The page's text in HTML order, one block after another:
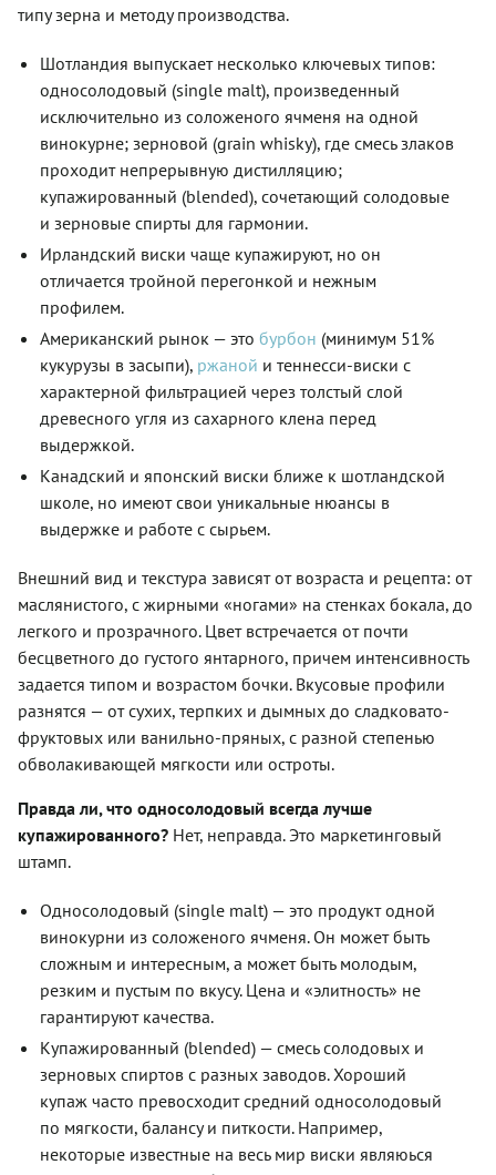
типу зерна и методу производства.
Шотландия выпускает несколько ключевых типов:
односолодовый (single malt), произведенный
исключительно из соложеного ячменя на одной
винокурне; зерновой (grain whisky), где смесь злаков
проходит непрерывную дистилляцию;
купажированный (blended), сочетающий солодовые
и зерновые спирты для гармонии.
Ирландский виски чаще купажируют, но он
отличается тройной перегонкой и нежным
профилем.
Американский рынок — это бурбон (минимум 51%
кукурузы в засыпи), ржаной и теннесси-виски с
характерной фильтрацией через толстый слой
древесного угля из сахарного клена перед
выдержкой.
Канадский и японский виски ближе к шотландской
школе, но имеют свои уникальные нюансы в
выдержке и работе с сырьем.
Внешний вид и текстура зависят от возраста и рецепта: от
маслянистого, с жирными «ногами» на стенках бокала, до
легкого и прозрачного. Цвет встречается от почти
бесцветного до густого янтарного, причем интенсивность
задается типом и возрастом бочки. Вкусовые профили
разнятся — от сухих, терпких и дымных до сладковато-
фруктовых или ванильно-пряных, с разной степенью
обволакивающей мягкости или остроты.
Правда ли, что односолодовый всегда лучше
купажированного? Нет, неправда. Это маркетинговый
штамп.
Односолодовый (single malt) — это продукт одной
винокурни из соложеного ячменя. Он может быть
сложным и интересным, а может быть молодым,
резким и пустым по вкусу. Цена и «элитность» не
гарантируют качества.
Купажированный (blended) — смесь солодовых и
зерновых спиртов с разных заводов. Хороший
купаж часто превосходит средний односолодовый
по мягкости, балансу и питкости. Например,
некоторые известные на весь мир виски являюься